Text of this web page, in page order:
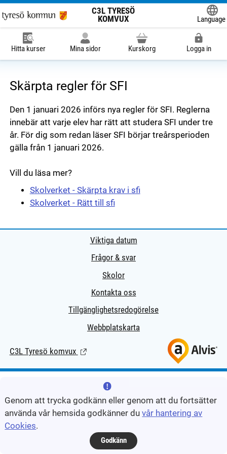
C3L TYRESÖ
KOMVUX
Language
Hitta kurser Mina sidor Kurskorg Logga in
Skärpta regler för SFI
Den 1 januari 2026 införs nya regler för SFI. Reglerna
innebär att varje elev har rätt att studera SFI under tre
år. För dig som redan läser SFI börjar treårsperioden
gälla från 1 januari 2026.
Vill du läsa mer?
Skolverket - Skärpta krav i sfi
Skolverket - Rätt till sfi
Viktiga datum
Frågor & svar
Skolor
Kontakta oss
Tillgänglighetsredogörelse
Webbplatskarta
C3L Tyresö komvux (Länk till extern sida.)
Genom att trycka godkänn eller genom att du fortsätter
använda vår hemsida godkänner duvår hantering av
Cookies.
Godkänn